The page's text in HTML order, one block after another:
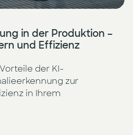
in der Produktion –
und Effizienz
der KI-
zur
in Ihrem